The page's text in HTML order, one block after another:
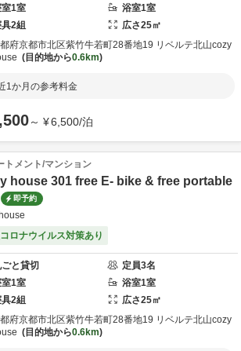
1室 浴室1室
2組 広さ25㎡
府京都市北区紫竹牛若町28番地19 リベルテ北山cozy
目的地から0.6km
1か月の参考料金
～ ¥6,500/泊
トメント/マンション
house 301 free E- bike & free portable
即予約
ロナウイルス対策あり
ごと貸切 定員3名
1室 浴室1室
2組 広さ25㎡
府京都市北区紫竹牛若町28番地19 リベルテ北山cozy
目的地から0.6km